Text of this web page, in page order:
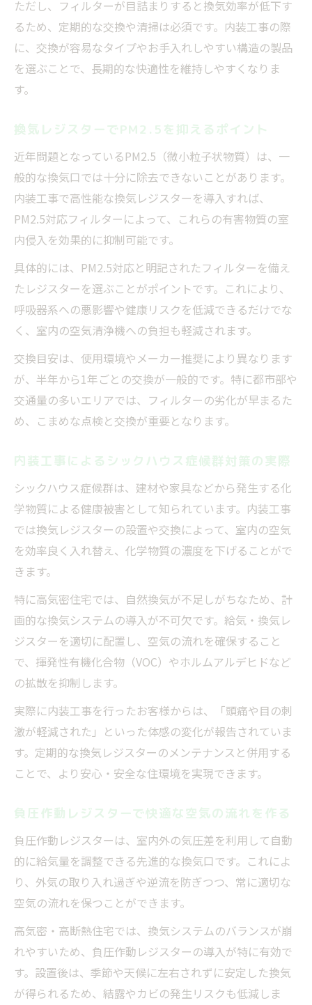
ただし、フィルターが目詰まりすると換気効率が低下す
るため、定期的な交換や清掃は必須です。内装工事の際
に、交換が容易なタイプやお手入れしやすい構造の製品
を選ぶことで、長期的な快適性を維持しやすくなりま
す。
換気レジスターでPM2.5を抑えるポイント
近年問題となっているPM2.5（微小粒子状物質）は、一
般的な換気口では十分に除去できないことがあります。
内装工事で高性能な換気レジスターを導入すれば、
PM2.5対応フィルターによって、これらの有害物質の室
内侵入を効果的に抑制可能です。
具体的には、PM2.5対応と明記されたフィルターを備え
たレジスターを選ぶことがポイントです。これにより、
呼吸器系への悪影響や健康リスクを低減できるだけでな
く、室内の空気清浄機への負担も軽減されます。
交換目安は、使用環境やメーカー推奨により異なります
が、半年から1年ごとの交換が一般的です。特に都市部や
交通量の多いエリアでは、フィルターの劣化が早まるた
め、こまめな点検と交換が重要となります。
内装工事によるシックハウス症候群対策の実際
シックハウス症候群は、建材や家具などから発生する化
学物質による健康被害として知られています。内装工事
では換気レジスターの設置や交換によって、室内の空気
を効率良く入れ替え、化学物質の濃度を下げることがで
きます。
特に高気密住宅では、自然換気が不足しがちなため、計
画的な換気システムの導入が不可欠です。給気・換気レ
ジスターを適切に配置し、空気の流れを確保すること
で、揮発性有機化合物（VOC）やホルムアルデヒドなど
の拡散を抑制します。
実際に内装工事を行ったお客様からは、「頭痛や目の刺
激が軽減された」といった体感の変化が報告されていま
す。定期的な換気レジスターのメンテナンスと併用する
ことで、より安心・安全な住環境を実現できます。
負圧作動レジスターで快適な空気の流れを作る
負圧作動レジスターは、室内外の気圧差を利用して自動
的に給気量を調整できる先進的な換気口です。これによ
り、外気の取り入れ過ぎや逆流を防ぎつつ、常に適切な
空気の流れを保つことができます。
高気密・高断熱住宅では、換気システムのバランスが崩
れやすいため、負圧作動レジスターの導入が特に有効で
す。設置後は、季節や天候に左右されずに安定した換気
が得られるため、結露やカビの発生リスクも低減しま